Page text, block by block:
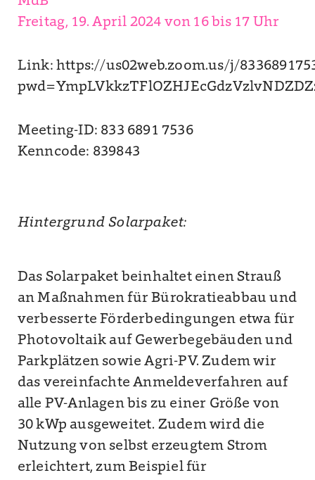
Freitag, 19. April 2024 von 16 bis 17 Uhr
Link: https://us02web.zoom.us/j/
Meeting-ID: 833 6891 7536
Kenncode: 839843
Hintergrund Solarpaket:
Das Solarpaket beinhaltet einen Strauß
an Maßnahmen für Bürokratieabbau und
verbesserte Förderbedingungen etwa für
Photovoltaik auf Gewerbegebäuden und
Parkplätzen sowie Agri-PV. Zudem wir
das vereinfachte Anmeldeverfahren auf
alle PV-Anlagen bis zu einer Größe von
30 kWp ausgeweitet. Zudem wird die
Nutzung von selbst erzeugtem Strom
erleichtert, zum Beispiel für